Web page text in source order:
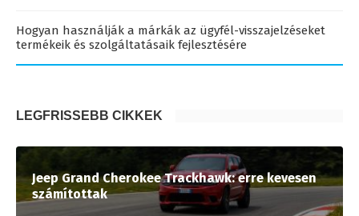
Hogyan használják a márkák az ügyfél-visszajelzéseket
termékeik és szolgáltatásaik fejlesztésére
LEGFRISSEBB CIKKEK
Jeep Grand Cherokee Trackhawk: erre kevesen
számítottak